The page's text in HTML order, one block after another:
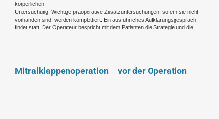
körperlichen
Untersuchung. Wichtige präoperative Zusatzuntersuchungen, sofern sie nicht
vorhanden sind, werden komplettiert. Ein ausführliches Aufklärungsgespräch
findet statt. Der Operateur bespricht mit dem Patienten die Strategie und die
Mitralklappenoperation – vor der Operation